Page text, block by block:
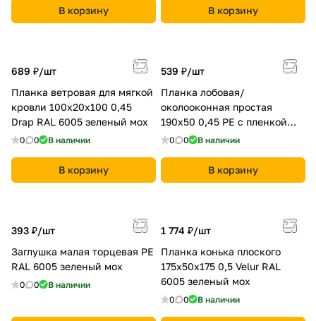
В корзину В корзину
689 ₽/шт
Планка ветровая для мягкой
кровли 100х20х100 0,45
Drap RAL 6005 зеленый мох
0 0 В наличии
В корзину
539 ₽/шт
Планка лобовая/
околооконная простая
190х50 0,45 PE с пленкой
RAL 6005 зеленый мох
0 0 В наличии
В корзину
393 ₽/шт
Заглушка малая торцевая PE
RAL 6005 зеленый мох
0 0 В наличии
1 774 ₽/шт
Планка конька плоского
175х50х175 0,5 Velur RAL
6005 зеленый мох
0 0 В наличии